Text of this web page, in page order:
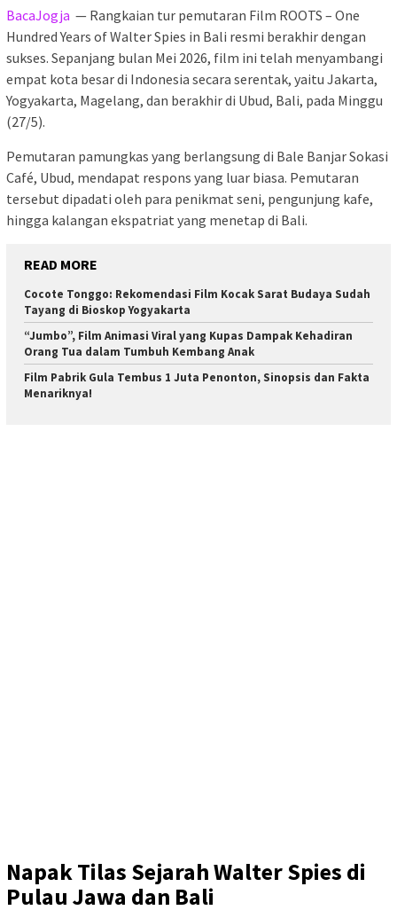
BacaJogja — Rangkaian tur pemutaran Film ROOTS – One
Hundred Years of Walter Spies in Bali resmi berakhir dengan
sukses. Sepanjang bulan Mei 2026, film ini telah menyambangi
empat kota besar di Indonesia secara serentak, yaitu Jakarta,
Yogyakarta, Magelang, dan berakhir di Ubud, Bali, pada Minggu
(27/5).
Pemutaran pamungkas yang berlangsung di Bale Banjar Sokasi
Café, Ubud, mendapat respons yang luar biasa. Pemutaran
tersebut dipadati oleh para penikmat seni, pengunjung kafe,
hingga kalangan ekspatriat yang menetap di Bali.
READ MORE
Cocote Tonggo: Rekomendasi Film Kocak Sarat Budaya Sudah
Tayang di Bioskop Yogyakarta
“Jumbo”, Film Animasi Viral yang Kupas Dampak Kehadiran
Orang Tua dalam Tumbuh Kembang Anak
Film Pabrik Gula Tembus 1 Juta Penonton, Sinopsis dan Fakta
Menariknya!
Napak Tilas Sejarah Walter Spies di
Pulau Jawa dan Bali